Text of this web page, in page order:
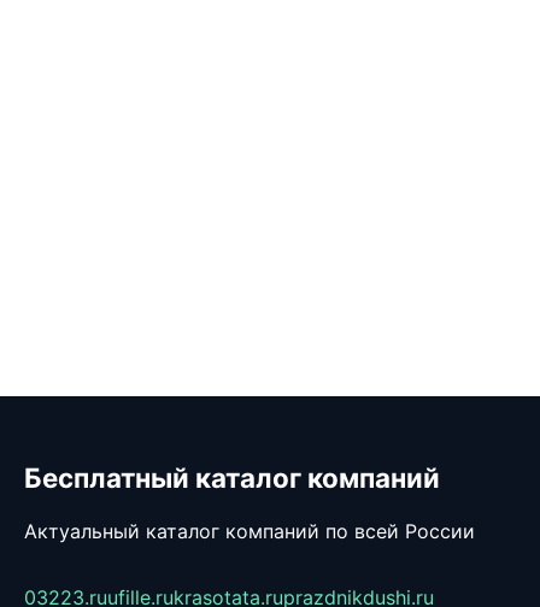
Бесплатный каталог компаний
Актуальный каталог компаний по всей России
03223.ruufille.rukrasotata.ruprazdnikdushi.ru